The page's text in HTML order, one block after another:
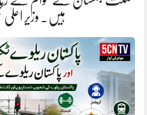
ہیں. وزیر